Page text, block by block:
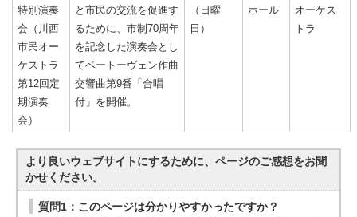
特別演奏
会（川西
市民オー
ケストラ
第12回定
期演奏
会）
と市民の交流を促進す
るために、市制70周年
を記念した演奏会とし
てベートーヴェン作曲
交響曲第9番「合唱
付」を開催。
（日曜
日）
ホール
オーケス
トラ
より良いウェブサイトにするために、ページのご感想をお聞
かせください。
質問1：このページは分かりやすかったですか？